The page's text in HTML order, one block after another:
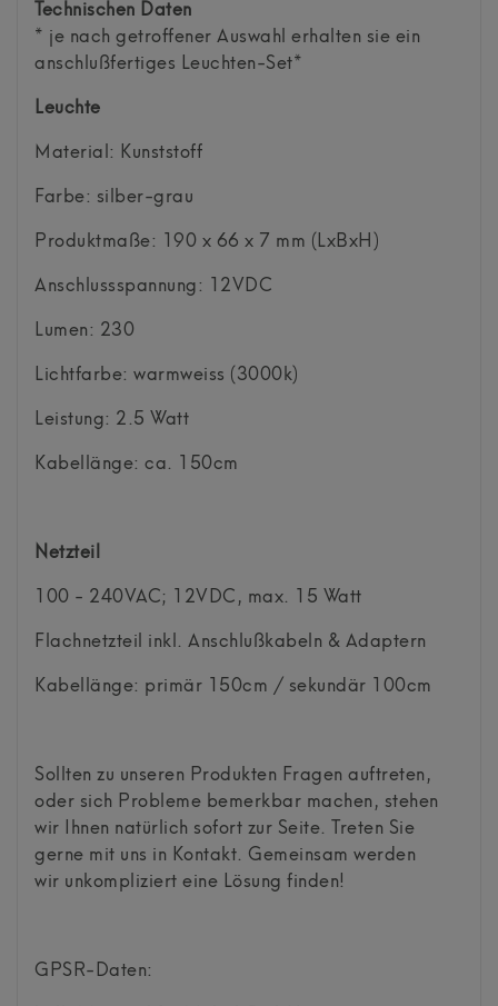
Technischen Daten
* je nach getroffener Auswahl erhalten sie ein
anschlußfertiges Leuchten-Set*
Leuchte
Material: Kunststoff
Farbe: silber-grau
Produktmaße: 190 x 66 x 7 mm (LxBxH)
Anschlussspannung: 12VDC
Lumen: 230
Lichtfarbe: warmweiss (3000k)
Leistung: 2.5 Watt
Kabellänge: ca. 150cm
Netzteil
100 - 240VAC; 12VDC, max. 15 Watt
Flachnetzteil inkl. Anschlußkabeln & Adaptern
Kabellänge: primär 150cm / sekundär 100cm
Sollten zu unseren Produkten Fragen auftreten,
oder sich Probleme bemerkbar machen, stehen
wir Ihnen natürlich sofort zur Seite. Treten Sie
gerne mit uns in Kontakt. Gemeinsam werden
wir unkompliziert eine Lösung finden!
GPSR-Daten: